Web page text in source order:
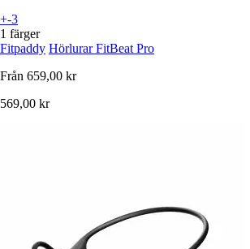
+-3
1 färger
Fitpaddy Hörlurar FitBeat Pro
Från 659,00 kr
569,00 kr